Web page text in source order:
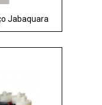
Jabaquara